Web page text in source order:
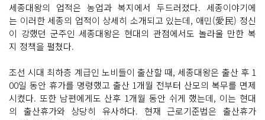
세종대왕의 업적은 농업과 복지에서 두드러졌다. 세종이야기에
는 이러한 세종의 업적이 상세히 소개되고 있는데, 애민(愛民) 정신
이 강했던 군주인 세종대왕은 현대의 관점에서도 놀라울 만한 복
지 정책을 펼쳤다.
조선 시대 최하층 계급인 노비들이 출산할 때, 세종대왕은 출산 후 1
00일 동안 휴가를 명령했고 출산 1개월 전부터 산모의 복무를 면제
시켰다. 또한 남편에게도 산후 1개월 동안 쉬게 했는데, 이는 현대
의 출산휴가와 상당히 유사하다. 현재 근로기준법은 출산휴가